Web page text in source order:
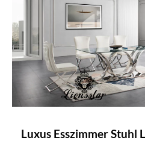
Luxus Esszimmer Stuhl